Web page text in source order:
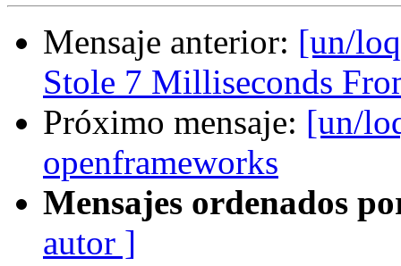
Mensaje anterior: [un/
Stole 7 Milliseconds
Próximo mensaje: [un/
openframeworks
Mensajes ordenados
autor ]